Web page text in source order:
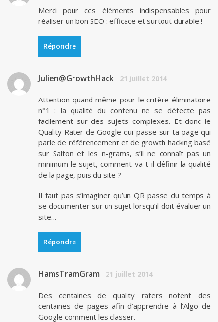
Merci pour ces éléments indispensables pour
réaliser un bon SEO : efficace et surtout durable !
Répondre
Julien@GrowthHack 21 juillet 2014
Attention quand même pour le critère éliminatoire
n°1 : la qualité du contenu ne se détecte pas
facilement sur des sujets complexes. Et donc le
Quality Rater de Google qui passe sur ta page qui
parle de référencement et de growth hacking basé
sur Salton et les n-grams, s’il ne connaît pas un
minimum le sujet, comment va-t-il définir la qualité
de la page, puis du site ?
Il faut pas s’imaginer qu’un QR passe du temps à
se documenter sur un sujet lorsqu’il doit évaluer un
site…
Répondre
HamsTramGram 21 juillet 2014
Des centaines de quality raters notent des
centaines de pages afin d’apprendre à l’Algo de
Google comment les classer.